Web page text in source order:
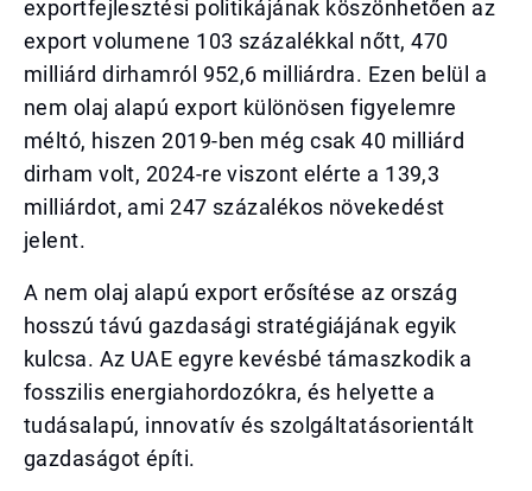
exportfejlesztési politikájának köszönhetően az
export volumene 103 százalékkal nőtt, 470
milliárd dirhamról 952,6 milliárdra. Ezen belül a
nem olaj alapú export különösen figyelemre
méltó, hiszen 2019-ben még csak 40 milliárd
dirham volt, 2024-re viszont elérte a 139,3
milliárdot, ami 247 százalékos növekedést
jelent.
A nem olaj alapú export erősítése az ország
hosszú távú gazdasági stratégiájának egyik
kulcsa. Az UAE egyre kevésbé támaszkodik a
fosszilis energiahordozókra, és helyette a
tudásalapú, innovatív és szolgáltatásorientált
gazdaságot építi.